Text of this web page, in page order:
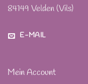
84149 Velden (Vils)
E-MAIL
Mein Account